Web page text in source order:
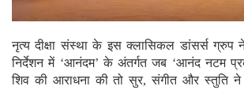
नृत्य दीक्षा संस्था के इस क्लासिकल डांसर्स ग्रुप
निर्देशन में ‘आनंदम’ के अंतर्गत जब ‘आनंद नटम‌‌
शिव की आराधना की तो सुर, संगीत और स्तुति ने